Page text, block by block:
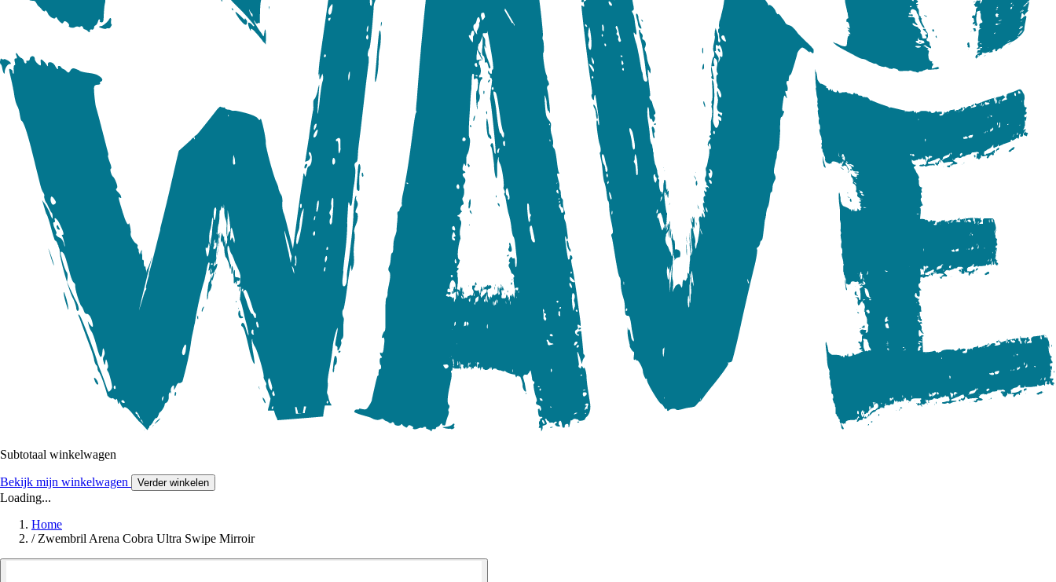
Subtotaal winkelwagen
Bekijk mijn winkelwagen Verder winkelen
Loading...
Home
/ Zwembril Arena Cobra Ultra Swipe Mirroir